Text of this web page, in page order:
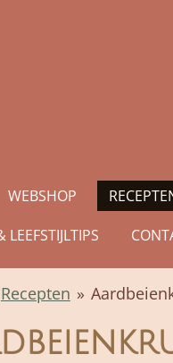
WEBSHOP
LEEFSTIJLTIPS
Recepten »